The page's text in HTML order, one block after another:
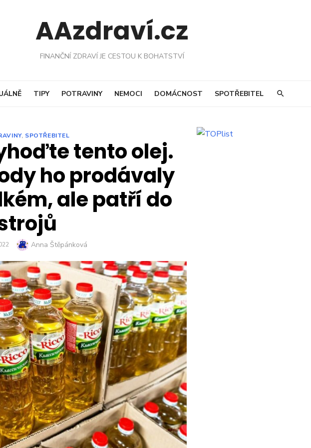
AAzdraví.cz
FINANČNÍ ZDRAVÍ JE CESTOU K BOHATSTVÍ
TIPY POTRAVINY NEMOCI DOMÁCNOST SPOTŘEBITEL
, SPOTŘEBITEL
tento olej.
ho prodávaly
ale patří do
Author
Anna Štěpánková